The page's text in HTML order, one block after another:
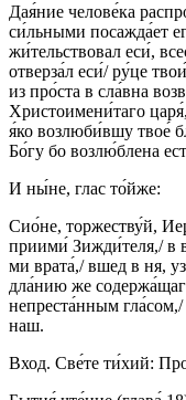
Дая́ние челове́ка
си́льными посажда́ет
жи́тельствовал еси́,
отверза́л еси́/ ру́це
из про́ста в сла́вна
Христоимени́таго
я́ко возлюби́вшу твое́
Бо́гу бо возлю́блена
И ны́не, глас то́йже:
Сио́не, торжеству́й,
приими́ Зижди́теля,/ в
ми врата́,/ вшед в ня,
дла́нию же
непреста́нным
наш.
Вход. Све́те ти́хий: